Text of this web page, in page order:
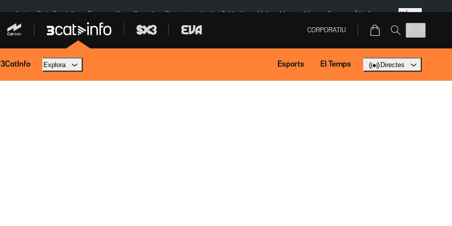
eclipsi De la Espriella Dos anys Illa Granollers Paraguai Institut Tailàndia Multa a Meta Menors Ceuta Àtic Ayuso Més
CORPORATIU
3CatInfo Explora Esports El Temps Directes